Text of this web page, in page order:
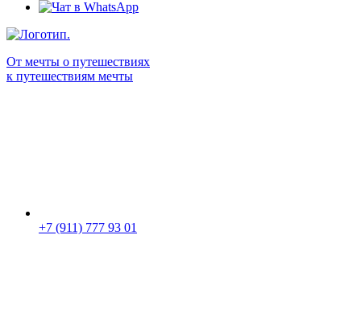
От мечты о путешествиях
к путешествиям мечты
+7 (911) 777 93 01